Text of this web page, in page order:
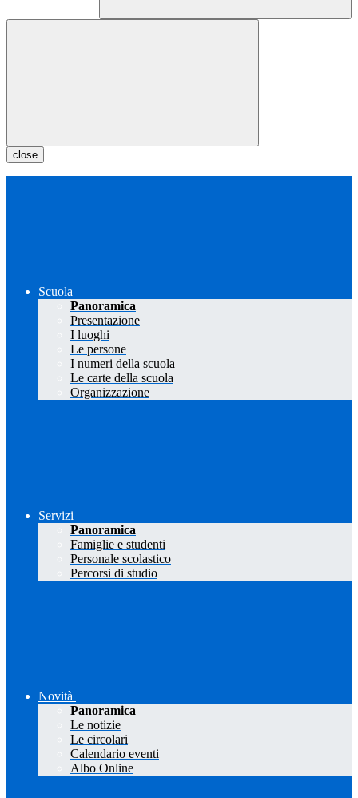
close
Scuola
Panoramica
Presentazione
I luoghi
Le persone
I numeri della scuola
Le carte della scuola
Organizzazione
Servizi
Panoramica
Famiglie e studenti
Personale scolastico
Percorsi di studio
Novità
Panoramica
Le notizie
Le circolari
Calendario eventi
Albo Online